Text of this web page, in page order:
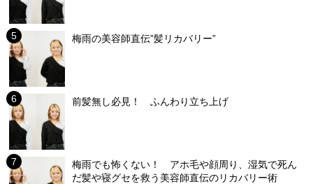
梅雨の美容師直伝”髪リカバリー”
前髪無し必見！ ふんわり立ち上げ
梅雨でも怖くない！ アホ毛や顔周り、湿気で死ん
だ髪や寝グセを救う美容師直伝のリカバリー術